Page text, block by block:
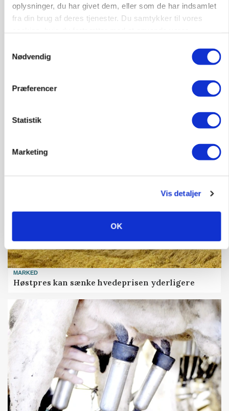
oplysninger, du har givet dem, eller som de har indsamlet
fra din brug af deres tjenester. Du samtykker til vores
Nødvendig
Præferencer
Statistik
Marketing
Vis detaljer
OK
6392, Bolderslev 03. aug.
Leder til klimastald
03. aug.
MARKED
Høstpres kan sænke hvedeprisen yderligere